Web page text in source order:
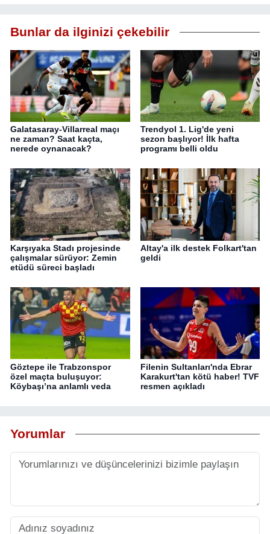
Bunlar da ilginizi çekebilir
Galatasaray-Villarreal maçı
ne zaman? Saat kaçta,
nerede oynanacak?
Trendyol 1. Lig'de yeni
sezon başlıyor! İlk hafta
programı belli oldu
Karşıyaka Stadı projesinde
çalışmalar sürüyor: Zemin
etüdü süreci başladı
Altay'a ilk destek Folkart'tan
geldi
Göztepe ile Trabzonspor
özel maçta buluşuyor:
Köybaşı’na anlamlı veda
Filenin Sultanları'nda Ebrar
Karakurt'tan kötü haber! TVF
resmen açıkladı
Yorumlar